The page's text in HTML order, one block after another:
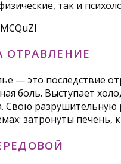
так и
ОТРАВЛЕНИЕ
— это последствие
боль. Выступает
Свою
затронуты